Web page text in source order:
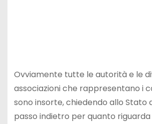
Ovviamente tutte le autorità e le
associazioni che rappresentano i
sono insorte, chiedendo allo Stato
passo indietro per quanto riguarda